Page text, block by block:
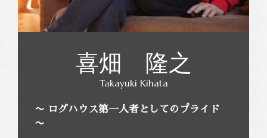
喜畑 隆之
Takayuki Kihata
〜 ログハウス第一人者としてのプライド
〜